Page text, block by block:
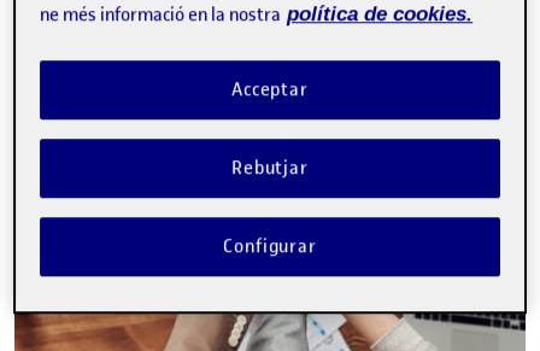
Benvinguts i benvingudes!
Publicat per
Folio
Data de publicació15 setembre, 2022 3:08 pm
ne més informació en la nostra política de cookies.
Rebutjar
Acceptar
Configurar